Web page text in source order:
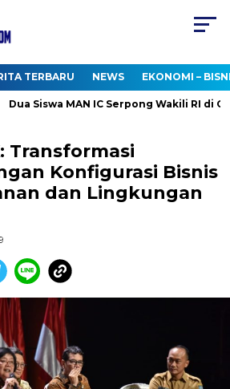
TERBARU NEWS EKONOMI –
Siswa MAN IC Serpong Wakili RI di
Transformasi
Konfigurasi Bisnis
dan Lingkungan